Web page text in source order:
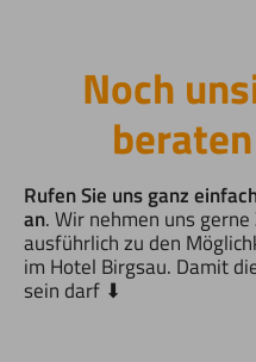
Noch
Rufen Sie uns ganz
an. Wir nehmen uns
ausführlich zu den
im Hotel Birgsau. Damit
sein darf ⬇